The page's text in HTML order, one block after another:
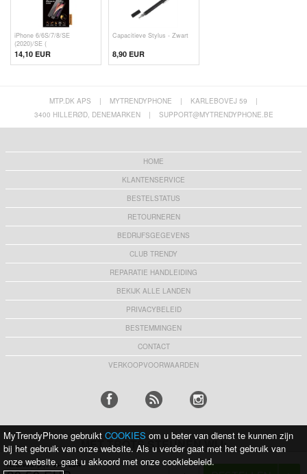
iPhone 6/6S/7/8/SE
(2020)/SE (
14,10 EUR
Capacitieve Stylus - Zwart
8,90 EUR
Aanbevolen prijs 24,50 EUR
MTP.DK APS | MYTRENDYPHONE | KARLEBOVEJ 59
|
3400 HILLERØD, DENEMARKEN
| SUPPORT@MYTRENDYPHONE.BE
HOME
KLANTENSERVICE
BESTELSTATUS
RETOURNEREN
BEDRIJFSGEGEVENS
CLUB TRENDY
REPARATIE HANDLEIDING
BEKIJK ALLE LANDEN
PRIVACYBELEID
BESTEMMINGEN
CONTACT
VERKOOPVOORWAARDEN
MET TROTS STEUNEN WIJ:
MyTrendyPhone gebruikt COOKIES om u beter van dienst te kunnen zijn
bij het gebruik van onze website. Als u verder gaat met het gebruik van
onze website, gaat u akkoord met onze cookiebeleid.